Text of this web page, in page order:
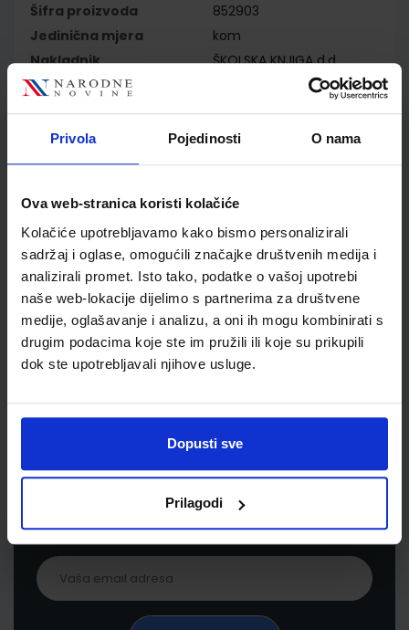
Privola Pojedinosti O nama
Ova web-stranica koristi kolačiće
Kolačiće upotrebljavamo kako bismo personalizirali
sadržaj i oglase, omogućili značajke društvenih medija i
analizirali promet. Isto tako, podatke o vašoj upotrebi
naše web-lokacije dijelimo s partnerima za društvene
medije, oglašavanje i analizu, a oni ih mogu kombinirati s
drugim podacima koje ste im pružili ili koje su prikupili
dok ste upotrebljavali njihove usluge.
Dopusti sve
Prilagodi
Šifra proizvoda
852903
Jedinična mjera
kom
Nakladnik
ŠKOLSKA KNJIGA d.d.
Autor
Dubravka Auguštin
Školski razred
10 1.RAZRED SŠ
Vrsta školske knjige
UDŽBENIK
Reg br min
1767
Newsletter prijava
Prijavite se kako bi primali informacije o novim
proizvodima i uslugama, akcijama i drugim